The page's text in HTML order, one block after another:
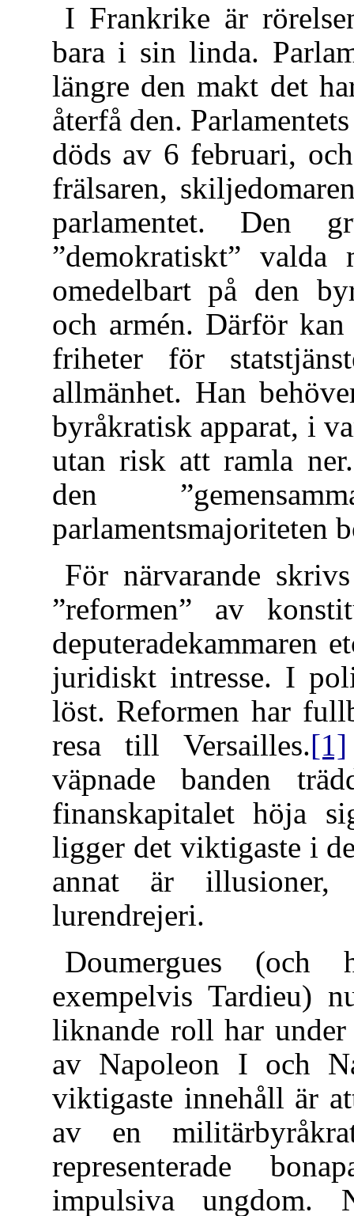
I Frankrike är
bara i sin linda.
längre den makt det
återfå den.
döds av 6 februari,
frälsaren,
parlamentet. Den
”demokratiskt”
omedelbart på den
och armén. Därför
friheter för
allmänhet. Han
byråkratisk apparat, i
utan risk att ramla
den
parlamentsmajoriteten
För närvarande
”reformen” av
deputeradekammaren
juridiskt intresse. I
löst. Reformen har
resa till Versailles.[1]
väpnade banden
finanskapitalet höja
ligger det viktigaste i
annat är illusioner,
lurendrejeri.
Doumergues (och
exempelvis Tardieu)
liknande roll har under
av Napoleon I och
viktigaste innehåll är
av en
representerade
impulsiva ungdom.